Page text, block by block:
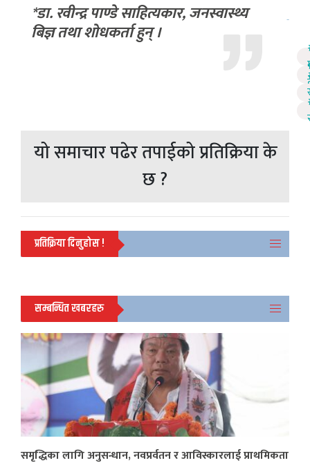
*डा. रवीन्द्र पाण्डे साहित्यकार, जनस्वास्थ्य
बिज्ञ तथा शोधकर्ता हुन् ।
यो समाचार पढेर तपाईको प्रतिक्रिया के
छ ?
प्रतिक्रिया दिनुहोस !
सम्बन्धित खबरहरु
समृद्धिका लागि अनुसन्धान, नवप्रर्वतन र आविस्कारलाई प्राथमिकता